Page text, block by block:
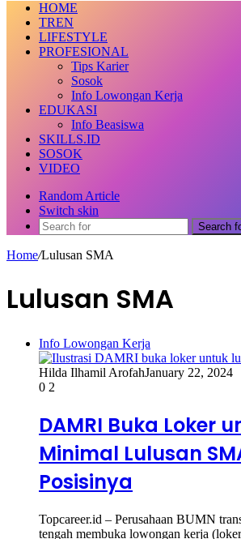
HOME
TREN
LIFESTYLE
PROFESIONAL
Tips Karier
Sosok
Info Lowongan Kerja
EDUKASI
Info Beasiswa
SKILLS.ID
SOSOK
VIDEO
Random Article
Switch skin
Search
Home/Lulusan SMA
Lulusan SMA
Info Lowongan Kerja
Hilda Ilhamil ArofahJanuary 22, 2024
0 2
DAMRI Buka Loker
Minimal Lulusan
Posisinya
Topcareer.id – Perusahaan BUMN
tengah membuka lowongan kerja